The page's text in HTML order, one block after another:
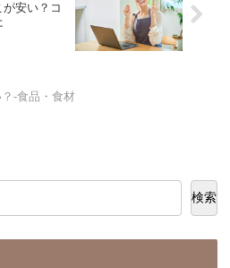
安い？コ
-食品・食材
検索